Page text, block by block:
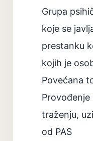
Grupa
koje se
prestanku
kojih je
Povećana
Provođenje
traženju,
od PAS